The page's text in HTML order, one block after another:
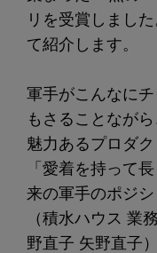
リを受賞しまし
て紹介します。
軍手がこんなに
もさることなが
魅力あるプロダ
「愛着を持って
来の軍手のポジシ
（積水ハウス 業
野直子 矢野直子）